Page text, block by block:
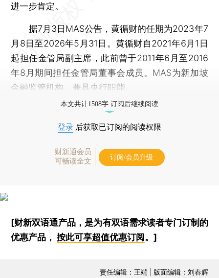
进一步肯定。
据7月3日MAS公告，黄循财的任期为2023年7
月8日至2026年5月31日。黄循财自2021年6月1日
起担任金管局副主席，此前曾于2011年6月至2016
年8月期间担任金管局董事会成员。MAS为新加坡
金融监管机构，兼具央行职能。
本文共计1508字 订阅后继续阅读
登录 后获取已订阅的阅读权限
财新通会员
可畅读全文
订阅/会员升级
[财新双语通产品，是为有双语需求读者专门订制的
优惠产品，按此可享超值优惠订阅 。]
责任编辑：王端 | 版面编辑：刘春辉